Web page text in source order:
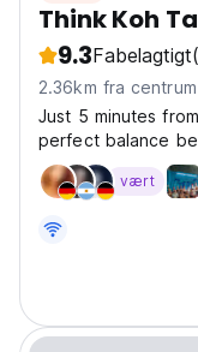
Think Koh
9.3Fabelagtigt
2.36km fra centrum
Just 5 minutes
perfect balance
Situated next to
nature, you can
vært